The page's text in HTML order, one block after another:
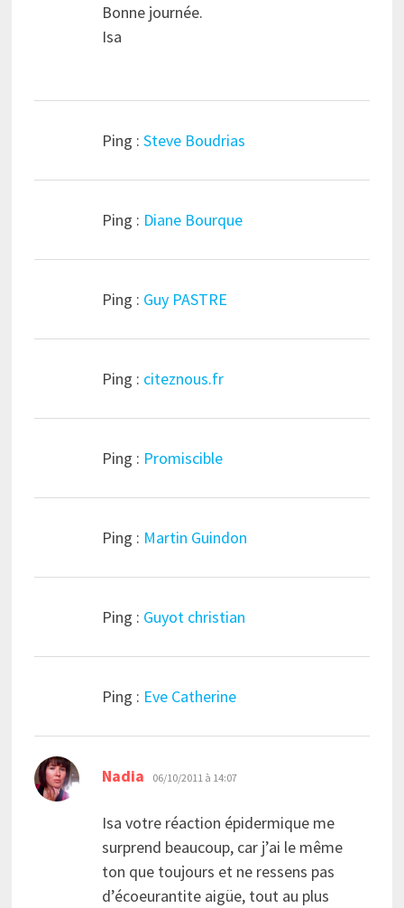
Bonne journée.
Isa
Ping : Steve Boudrias
Ping : Diane Bourque
Ping : Guy PASTRE
Ping : citeznous.fr
Ping : Promiscible
Ping : Martin Guindon
Ping : Guyot christian
Ping : Eve Catherine
Nadia dit :
06/10/2011 à 14:07
Isa votre réaction épidermique me
surprend beaucoup, car j’ai le même
ton que toujours et ne ressens pas
d’écoeurantite aigüe, tout au plus